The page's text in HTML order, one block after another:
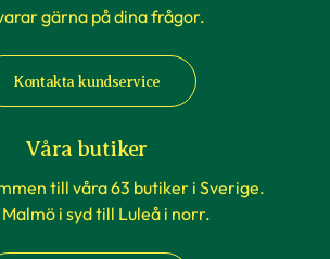
häckväxter - före
är att rekommendera,
inte boka markanläggare,
tjänster kopplat till själva
du vet säkert att
är på plats hemma. Våra
gärna på dina frågor.
Kontakta kundservice
Våra butiker
till våra 63 butiker i Sverige.
i syd till Luleå i norr.